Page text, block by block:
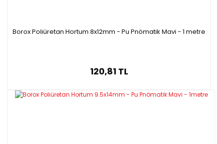
Borox Poliüretan Hortum 8x12mm - Pu Pnömatik Mavi - 1 metre
120,81 TL